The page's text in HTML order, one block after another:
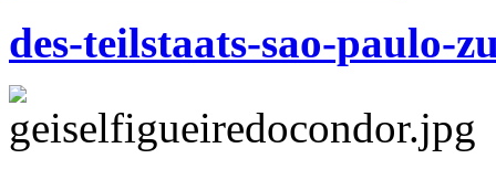
des-teilstaats-sao-paulo-